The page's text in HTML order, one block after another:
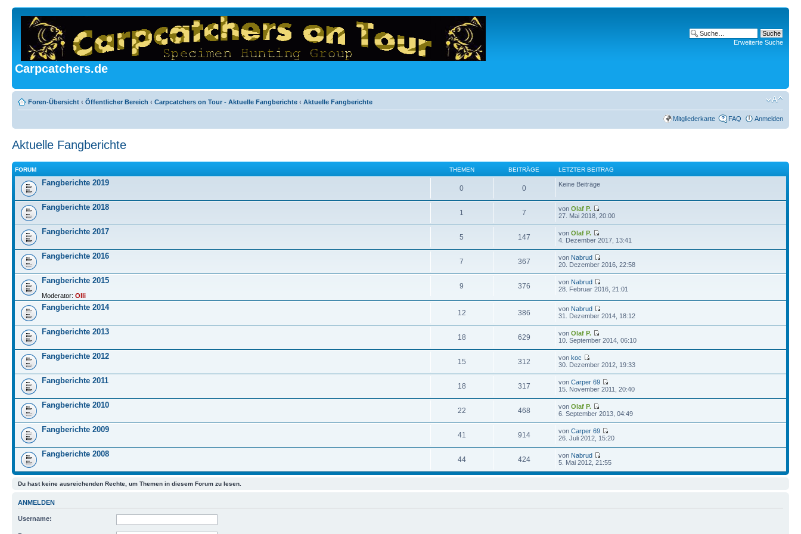
Carpcatchers.de
Erweiterte Suche
Foren-Übersicht ‹ Öffentlicher Bereich ‹ Carpcatchers on Tour - Aktuelle Fangberichte ‹ Aktuelle Fangberichte
Mitgliederkarte FAQ Anmelden
Aktuelle Fangberichte
FORUM THEMEN BEITRÄGE LETZTER BEITRAG
Fangberichte 2019
0 0 Keine Beiträge
Fangberichte 2018
1 7 vonOlaf P.
27. Mai 2018, 20:00
Fangberichte 2017
5 147 vonOlaf P.
4. Dezember 2017, 13:41
Fangberichte 2016
7 367 von Nabrud
20. Dezember 2016, 22:58
Fangberichte 2015
Moderator: Olli
9 376 von Nabrud
28. Februar 2016, 21:01
Fangberichte 2014
12 386 von Nabrud
31. Dezember 2014, 18:12
Fangberichte 2013
18 629 vonOlaf P.
10. September 2014, 06:10
Fangberichte 2012
15 312 vonkoc
30. Dezember 2012, 19:33
Fangberichte 2011
18 317 vonCarper 69
15. November 2011, 20:40
Fangberichte 2010
22 468 vonOlaf P.
6. September 2013, 04:49
Fangberichte 2009
41 914 vonCarper 69
26. Juli 2012, 15:20
Fangberichte 2008
44 424 von Nabrud
5. Mai 2012, 21:55
Du hast keine ausreichenden Rechte, um Themen in diesem Forum zu lesen.
ANMELDEN
Username: